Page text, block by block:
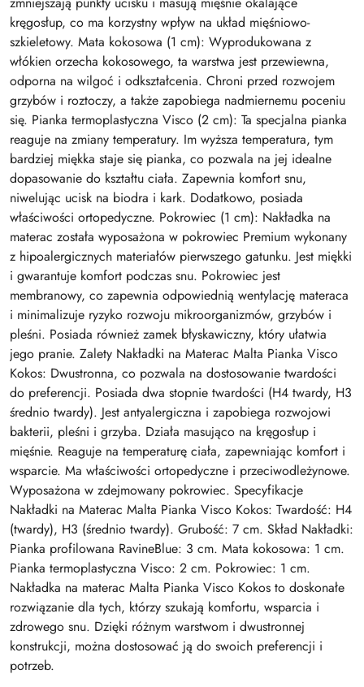
kręgosłup, co ma korzystny wpływ na układ mięśniowo-
szkieletowy. Mata kokosowa (1 cm): Wyprodukowana z
włókien orzecha kokosowego, ta warstwa jest przewiewna,
odporna na wilgoć i odkształcenia. Chroni przed rozwojem
grzybów i roztoczy, a także zapobiega nadmiernemu poceniu
się. Pianka termoplastyczna Visco (2 cm): Ta specjalna pianka
reaguje na zmiany temperatury. Im wyższa temperatura, tym
bardziej miękka staje się pianka, co pozwala na jej idealne
dopasowanie do kształtu ciała. Zapewnia komfort snu,
niwelując ucisk na biodra i kark. Dodatkowo, posiada
właściwości ortopedyczne. Pokrowiec (1 cm): Nakładka na
materac została wyposażona w pokrowiec Premium wykonany
z hipoalergicznych materiałów pierwszego gatunku. Jest miękki
i gwarantuje komfort podczas snu. Pokrowiec jest
membranowy, co zapewnia odpowiednią wentylację materaca
i minimalizuje ryzyko rozwoju mikroorganizmów, grzybów i
pleśni. Posiada również zamek błyskawiczny, który ułatwia
jego pranie. Zalety Nakładki na Materac Malta Pianka Visco
Kokos: Dwustronna, co pozwala na dostosowanie twardości
do preferencji. Posiada dwa stopnie twardości (H4 twardy, H3
średnio twardy). Jest antyalergiczna i zapobiega rozwojowi
bakterii, pleśni i grzyba. Działa masująco na kręgosłup i
mięśnie. Reaguje na temperaturę ciała, zapewniając komfort i
wsparcie. Ma właściwości ortopedyczne i przeciwodleżynowe.
Wyposażona w zdejmowany pokrowiec. Specyfikacje
Nakładki na Materac Malta Pianka Visco Kokos: Twardość: H4
(twardy), H3 (średnio twardy). Grubość: 7 cm. Skład Nakładki:
Pianka profilowana RavineBlue: 3 cm. Mata kokosowa: 1 cm.
Pianka termoplastyczna Visco: 2 cm. Pokrowiec: 1 cm.
Nakładka na materac Malta Pianka Visco Kokos to doskonałe
rozwiązanie dla tych, którzy szukają komfortu, wsparcia i
zdrowego snu. Dzięki różnym warstwom i dwustronnej
konstrukcji, można dostosować ją do swoich preferencji i
potrzeb.